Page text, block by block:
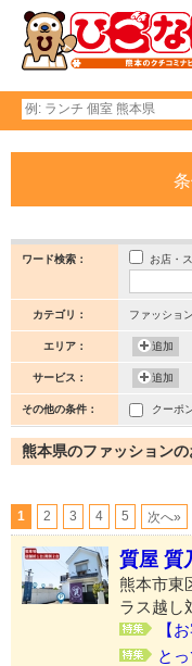
ワード検索： お店・
カテゴリ： ファッション
エリア： 追加
サービス： 追加
その他の条件： クーポ
熊本県のファッション
1 2 3 4 5 次へ»
質屋 質
熊本市東
ラス越し
【
と